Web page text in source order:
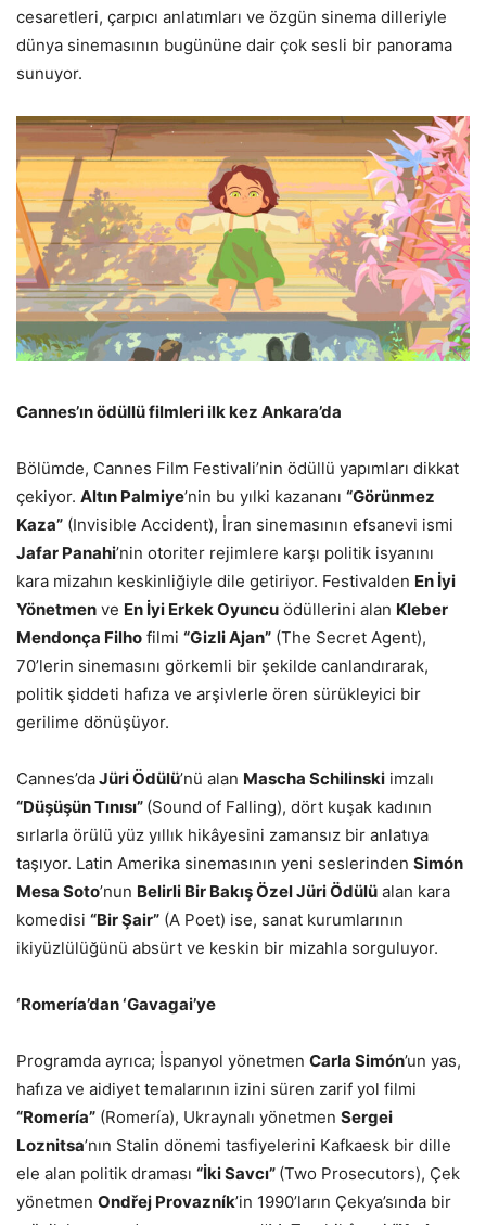
cesaretleri, çarpıcı anlatımları ve özgün sinema dilleriyle
dünya sinemasının bugününe dair çok sesli bir panorama
sunuyor.
Cannes’ın ödüllü filmleri ilk kez Ankara’da
Bölümde, Cannes Film Festivali’nin ödüllü yapımları dikkat
çekiyor. Altın Palmiye’nin bu yılki kazananı “Görünmez
Kaza” (Invisible Accident), İran sinemasının efsanevi ismi
Jafar Panahi’nin otoriter rejimlere karşı politik isyanını
kara mizahın keskinliğiyle dile getiriyor. Festivalden En İyi
Yönetmen ve En İyi Erkek Oyuncu ödüllerini alan Kleber
Mendonça Filho filmi “Gizli Ajan” (The Secret Agent),
70’lerin sinemasını görkemli bir şekilde canlandırarak,
politik şiddeti hafıza ve arşivlerle ören sürükleyici bir
gerilime dönüşüyor.
Cannes’daJüri Ödülü’nü alan Mascha Schilinski imzalı
“Düşüşün Tınısı” (Sound of Falling), dört kuşak kadının
sırlarla örülü yüz yıllık hikâyesini zamansız bir anlatıya
taşıyor. Latin Amerika sinemasının yeni seslerinden Simón
Mesa Soto’nun Belirli Bir Bakış Özel Jüri Ödülü alan kara
komedisi “Bir Şair” (A Poet) ise, sanat kurumlarının
ikiyüzlülüğünü absürt ve keskin bir mizahla sorguluyor.
‘Romería’dan ‘Gavagai’ye
Programda ayrıca; İspanyol yönetmen Carla Simón’un yas,
hafıza ve aidiyet temalarının izini süren zarif yol filmi
“Romería” (Romería), Ukraynalı yönetmen Sergei
Loznitsa’nın Stalin dönemi tasfiyelerini Kafkaesk bir dille
ele alan politik draması “İki Savcı” (Two Prosecutors), Çek
yönetmen Ondřej Provazník’in 1990’ların Çekya’sında bir